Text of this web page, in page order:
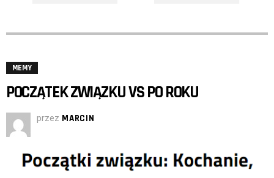
MEMY
POCZĄTEK ZWIĄZKU VS PO ROKU
przez MARCIN